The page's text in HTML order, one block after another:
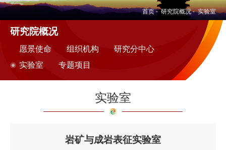
首页 - 研究院概况 - 实验室
研究院概况
愿景使命 组织机构
研究分中心
实验室
专题项目
实验室
岩矿与成岩表征实验室